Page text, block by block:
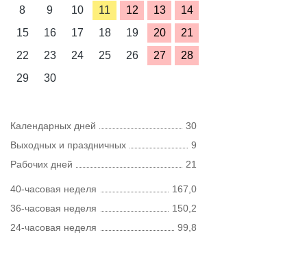
8
9 10 11 12 13
14
15
16 17 18 19 20
21
22
23 24 25 26 27
28
29
30
Календарных дней
30
Выходных и праздничных
9
Рабочих дней
21
40-часовая неделя
167,0
36-часовая неделя
150,2
24-часовая неделя
99,8